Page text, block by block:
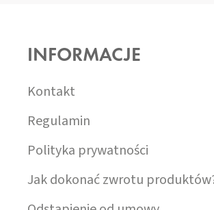
INFORMACJE
Kontakt
Regulamin
Polityka prywatności
Jak dokonać zwrotu